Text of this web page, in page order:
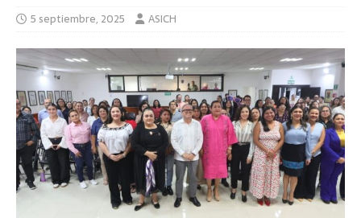
5 septiembre, 2025 ASICH